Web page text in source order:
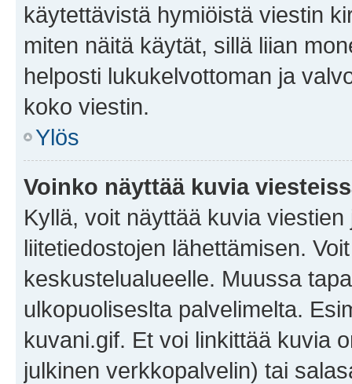
käytettävistä hymiöistä viestin
miten näitä käytät, sillä liian
helposti lukukelvottoman ja
koko viestin.
Ylös
Voinko näyttää kuvia
Kyllä, voit näyttää kuvia
liitetiedostojen lähettämisen.
keskustelualueelle. Muussa
ulkopuoliseslta palvelimelta.
kuvani.gif. Et voi linkittää kuvia
julkinen verkkopalvelin) tai